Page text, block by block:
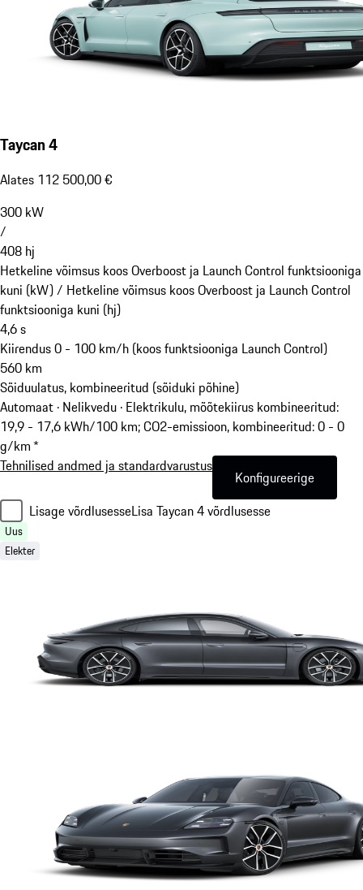
Taycan 4
Alates 112 500,00 €
300 kW
/
408 hj
Hetkeline võimsus koos Overboost ja Launch Control funktsiooniga
kuni (kW) / Hetkeline võimsus koos Overboost ja Launch Control
funktsiooniga kuni (hj)
4,6s
Kiirendus 0 - 100 km/h (koos funktsiooniga Launch Control)
560 km
Sõiduulatus, kombineeritud (sõiduki põhine)
Automaat · Nelikvedu · Elektrikulu, mõõtekiirus kombineeritud:
19,9 - 17,6 kWh/100 km; CO2-emissioon, kombineeritud: 0 - 0
g/km *
Tehnilised andmed ja standardvarustus
Konfigureerige
Lisage võrdlusesseLisa Taycan 4 võrdlusesse
Uus
Elekter